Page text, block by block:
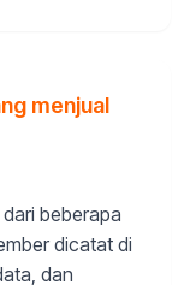
menjual
beberapa
dicatat di
dan